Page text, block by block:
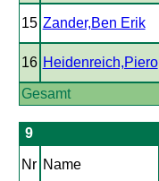
15 Zander,Ben Erik
16 Heidenreich,Piero
Gesamt
9
Nr Name